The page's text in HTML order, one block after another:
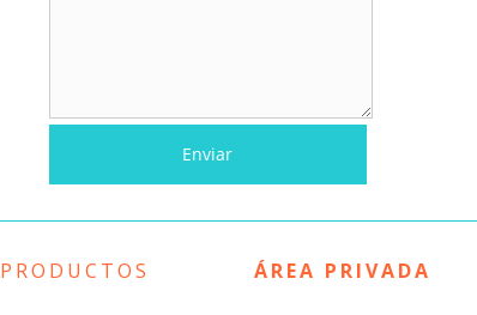
PRODUCTOS ÁREA PRIVADA